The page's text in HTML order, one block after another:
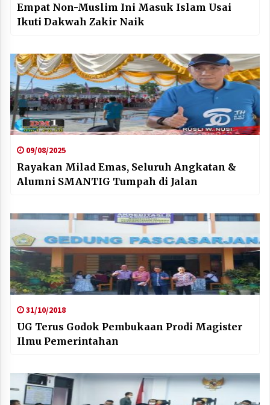
Empat Non-Muslim Ini Masuk Islam Usai
Ikuti Dakwah Zakir Naik
09/08/2025
Rayakan Milad Emas, Seluruh Angkatan &
Alumni SMANTIG Tumpah di Jalan
31/10/2018
UG Terus Godok Pembukaan Prodi Magister
Ilmu Pemerintahan